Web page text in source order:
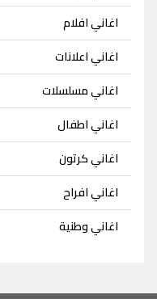
اغاني افلام
اغاني اعلانات
اغاني مسلسلات
اغاني اطفال
اغاني كرتون
اغاني افراح
اغاني وطنية